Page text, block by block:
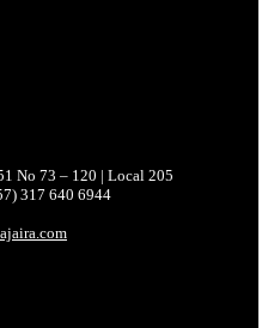
No 73 – 120 | Local 205
317 640 6944